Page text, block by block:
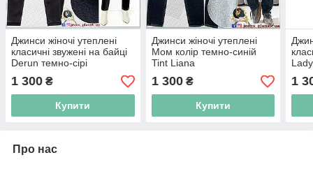
Джинси жіночі утеплені
класичні звужені на байці
Derun темно-сірі
1 300 ₴
Купити
Джинси жіночі утеплені
Мом колір темно-синій
Tint Liana
1 300₴
Купити
1
Про нас